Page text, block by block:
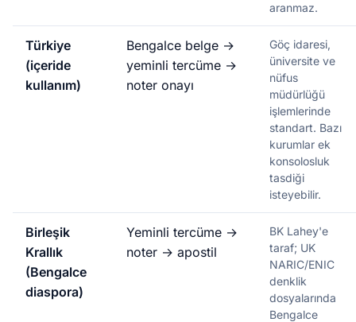
aranmaz.
Türkiye
(içeride
kullanım)
Bengalce belge →
yeminli tercüme →
noter onayı
Göç idaresi,
üniversite ve
nüfus
müdürlüğü
işlemlerinde
standart. Bazı
kurumlar ek
konsolosluk
tasdiği
isteyebilir.
Birleşik
Krallık
(Bengalce
diaspora)
Yeminli tercüme →
noter → apostil
BK Lahey'e
taraf; UK
NARIC/ENIC
denklik
dosyalarında
Bengalce